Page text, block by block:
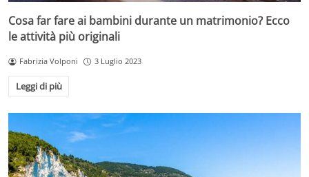
Cosa far fare ai bambini durante un matrimonio? Ecco
le attività più originali
Fabrizia Volponi 3 Luglio 2023
Leggi di più